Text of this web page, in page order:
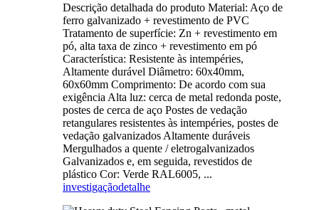
Descrição detalhada do produto Material: Aço de
ferro galvanizado + revestimento de PVC
Tratamento de superfície: Zn + revestimento em
pó, alta taxa de zinco + revestimento em pó
Característica: Resistente às intempéries,
Altamente durável Diâmetro: 60x40mm,
60x60mm Comprimento: De acordo com sua
exigência Alta luz: cerca de metal redonda poste,
postes de cerca de aço Postes de vedação
retangulares resistentes às intempéries, postes de
vedação galvanizados Altamente duráveis ​​
Mergulhados a quente / eletrogalvanizados
Galvanizados e, em seguida, revestidos de
plástico Cor: Verde RAL6005, ...
investigaçãodetalhe